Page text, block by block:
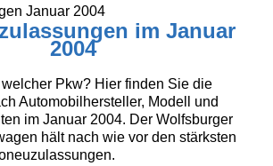
Januar 2004
im Januar
2004
Pkw? Hier finden Sie die
Automobilhersteller, Modell und
im Januar 2004. Der Wolfsburger
hält nach wie vor den stärksten